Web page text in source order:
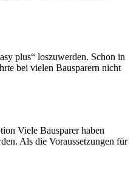
plus“ loszuwerden. Schon in
bei vielen Bausparern nicht
Viele Bausparer haben
Als die Voraussetzungen für